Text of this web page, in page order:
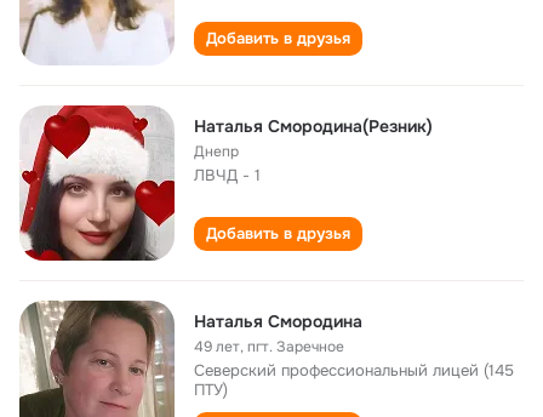
Добавить в друзья
Наталья Смородина(Резник)
Днепр
ЛВЧД - 1
Добавить в друзья
Наталья Смородина
49 лет,пгт. Заречное
Северский профессиональный лицей (145
ПТУ)